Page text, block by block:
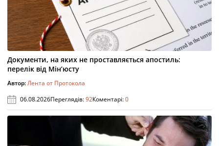
Документи, на яких не проставляється апостиль:
перелік від Мін’юсту
Автор:Лента от Протокола
06.08.2026Переглядів:92Коментарі:0